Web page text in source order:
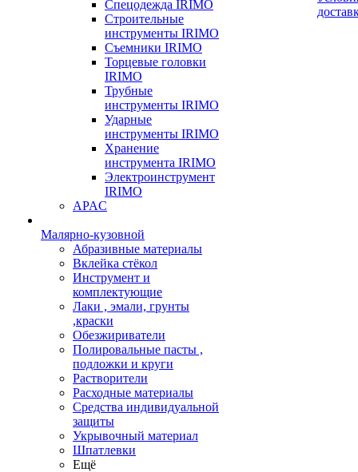
Спецодежда IRIMO
Строительные
инструменты IRIMO
Съемники IRIMO
Торцевые головки
IRIMO
Трубные
инструменты IRIMO
Ударные
инструменты IRIMO
Хранение
инструмента IRIMO
Электроинструмент
IRIMO
APAC
Малярно-кузовной
Абразивные материалы
Вклейка стёкол
Инструмент и
комплектующие
Лаки , эмали, грунты
,краски
Обезжириватели
Полировальные пасты ,
подложки и круги
Растворители
Расходные материалы
Средства индивидуальной
защиты
Укрывочный материал
Шпатлевки
Ещё